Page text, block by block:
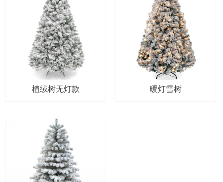
植绒树无灯款 暖灯雪树